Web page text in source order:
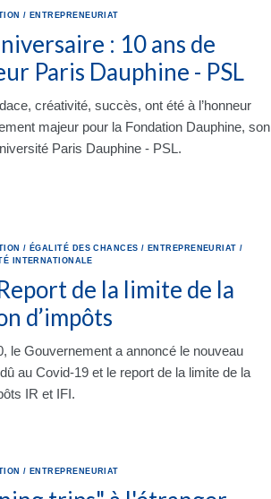
/ ENTREPRENEURIAT
: 10 ans de
Paris Dauphine - PSL
créativité, succès, ont été à l’honneur
majeur pour la Fondation Dauphine, son
Paris Dauphine - PSL.
/ ÉGALITÉ DES CHANCES / ENTREPRENEURIAT /
INTERNATIONALE
de la limite de la
d’impôts
le Gouvernement a annoncé le nouveau
au Covid-19 et le report de la limite de la
IR et IFI.
/ ENTREPRENEURIAT